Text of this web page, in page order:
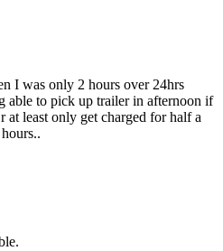
I was only 2 hours over 24hrs
able to pick up trailer in afternoon if
least only get charged for half a